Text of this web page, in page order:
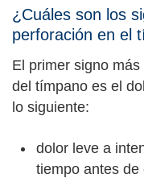
¿Cuáles son los
perforación en el
El primer signo
del tímpano es el
lo siguiente:
dolor leve a
tiempo antes